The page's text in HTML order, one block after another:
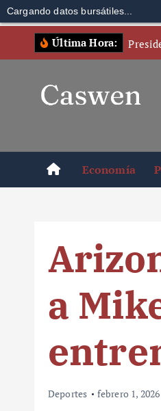
Cargando datos bursátiles...
Última Hora:
Economía
a
Deportes febrero 1, 2026